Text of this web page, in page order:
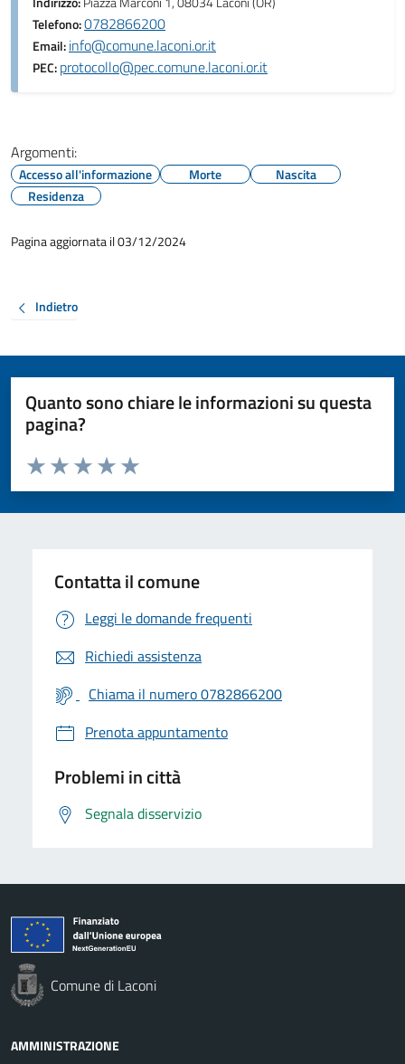
Telefono:0782866200
Email:info@comune.laconi.or.it
PEC:protocollo@pec.comune.laconi.or.it
Argomenti:
Accesso all'informazione Morte
Nascita
Residenza
Pagina aggiornata il 03/12/2024
Indietro
Quanto sono chiare le informazioni su questa
pagina?
Valuta da 1 a 5 stelle la pagina
Valuta 5 stelle su 5
Valuta 4 stelle su 5
Valuta 3 stelle su 5
Valuta 2 stelle su 5
Valuta 1 stelle su 5
Contatta il comune
Leggi le domande frequenti
Richiedi assistenza
Chiama il numero 0782866200
Prenota appuntamento
Problemi in città
Segnala disservizio
Comune di Laconi
AMMINISTRAZIONE